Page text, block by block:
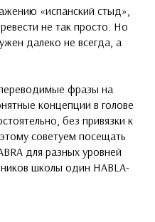
«испанский стыд»,
не так просто. Но
далеко не всегда, а
фразы на
концепции в голове
без привязки к
советуем посещать
для разных уровней
школы один HABLA-